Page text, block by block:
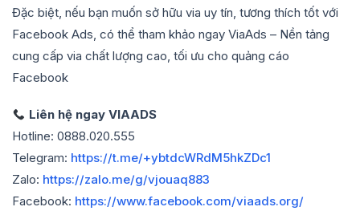
Đặc biệt, nếu bạn muốn sở hữu via uy tín, tương thích tốt với
Facebook Ads, có thể tham khảo ngay ViaAds – Nền tảng
cung cấp via chất lượng cao, tối ưu cho quảng cáo
Facebook
Liên hệ ngay VIAADS
Hotline: 0888.020.555
Telegram: https://t.me/+ybtdcWRdM5hkZDc1
Zalo: https://zalo.me/g/vjouaq883
Facebook: https://www.facebook.com/viaads.org/